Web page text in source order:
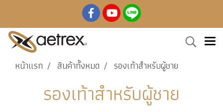
หน้าแรก สินค้าทั้งหมด รองเท้าสำหรับผู้ชาย
รองเท้าสำหรับผู้ชาย